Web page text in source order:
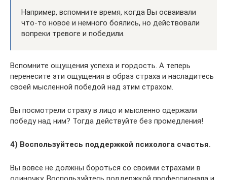
Например, вспомните время, когда Вы осваивали
что-то новое и немного боялись, но действовали
вопреки тревоге и победили.
Вспомните ощущения успеха и гордость. А теперь
перенесите эти ощущения в образ страха и насладитесь
своей мысленной победой над этим страхом.
Вы посмотрели страху в лицо и мысленно одержали
победу над ним? Тогда действуйте без промедления!
4) Воспользуйтесь поддержкой психолога счастья.
Вы вовсе не должны бороться со своими страхами в